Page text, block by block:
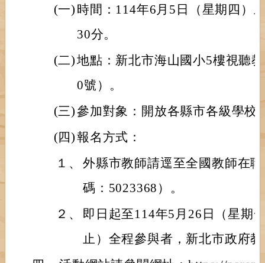
(一) 時間：114年6月5日（星期四）
30分。
(二)地點：新北市海山國小5樓視聽
0號）。
(三)參加對象：開放各縣市各級學校
(四)報名方式：
１、 外縣市教師請逕至全國教師在
碼：5023368）。
２、
即日起至114年5月26日（星期
止）全程參與者，新北市政府